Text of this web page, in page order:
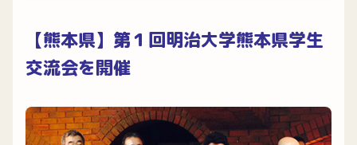
【熊本県】第１回明治大学熊本県学生
交流会を開催